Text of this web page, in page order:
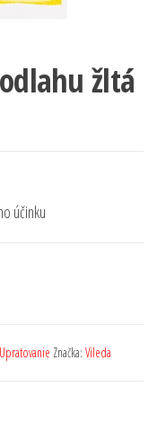
žltá
účinku
Upratovanie Značka: Vileda